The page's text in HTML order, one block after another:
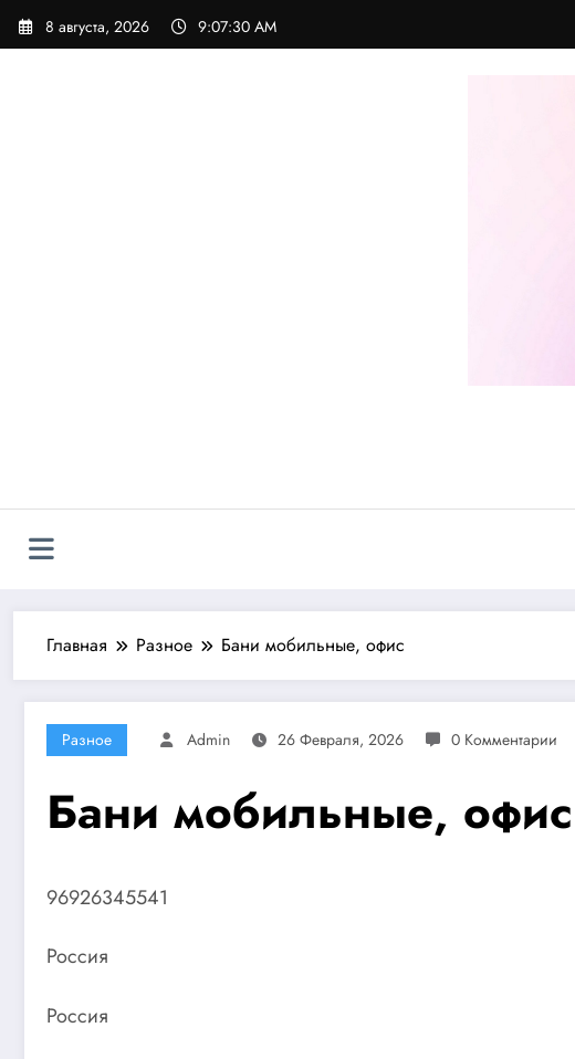
Перейти
8 августа, 2026 9:07:30 AM
Главная Разное Бани мобильные, офис
Разное Admin 26 Февраля, 2026 0 Комментарии
Бани мобильные, офис
96926345541
Россия
Россия